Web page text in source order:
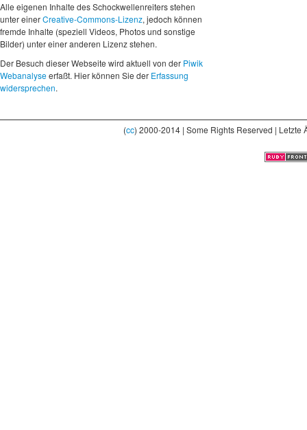
Alle eigenen Inhalte des Schockwellenreiters stehen
unter einerCreative-Commons-Lizenz, jedoch können
fremde Inhalte (speziell Videos, Photos und sonstige
Bilder) unter einer anderen Lizenz stehen.
Der Besuch dieser Webseite wird aktuell von der Piwik
Webanalyseerfaßt. Hier können Sie der Erfassung
widersprechen.
(cc) 2000-2014 | Some Rights Reserved |